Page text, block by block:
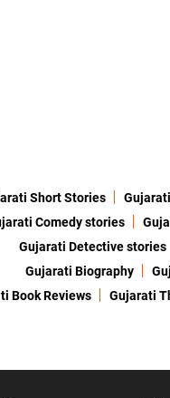
Short Stories
Comedy stories
Gujarati Detective stories
Gujarati Biography
Book Reviews
Gujarati